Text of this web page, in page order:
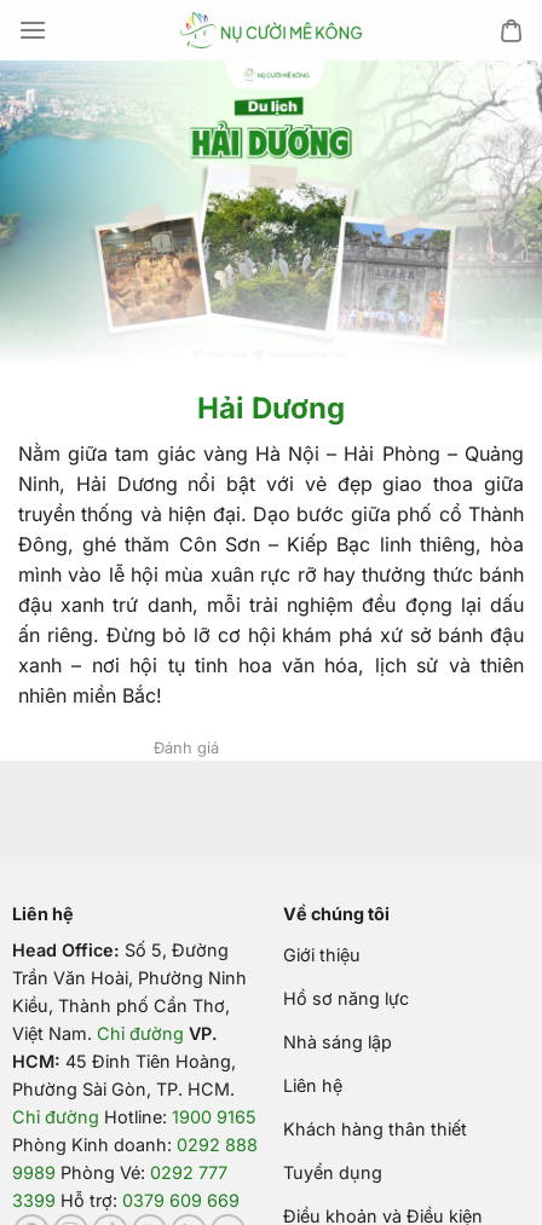
đến
nội
dung
Hải Dương
Nằm giữa tam giác vàng Hà Nội – Hải Phòng – Quảng
Ninh, Hải Dương nổi bật với vẻ đẹp giao thoa giữa
truyền thống và hiện đại. Dạo bước giữa phố cổ Thành
Đông, ghé thăm Côn Sơn – Kiếp Bạc linh thiêng, hòa
mình vào lễ hội mùa xuân rực rỡ hay thưởng thức bánh
đậu xanh trứ danh, mỗi trải nghiệm đều đọng lại dấu
ấn riêng. Đừng bỏ lỡ cơ hội khám phá xứ sở bánh đậu
xanh – nơi hội tụ tinh hoa văn hóa, lịch sử và thiên
nhiên miền Bắc!
Đánh giá
Liên hệ
Head Office: Số 5, Đường
Trần Văn Hoài, Phường Ninh
Kiều, Thành phố Cần Thơ,
Việt Nam. Chỉ đường VP.
HCM: 45 Đinh Tiên Hoàng,
Phường Sài Gòn, TP. HCM.
Chỉ đường Hotline: 1900 9165
Phòng Kinh doanh: 0292 888
9989 Phòng Vé: 0292 777
3399 Hỗ trợ: 0379 609 669
Về chúng tôi
Giới thiệu
Hồ sơ năng lực
Nhà sáng lập
Liên hệ
Khách hàng thân thiết
Tuyển dụng
Điều khoản và Điều kiện